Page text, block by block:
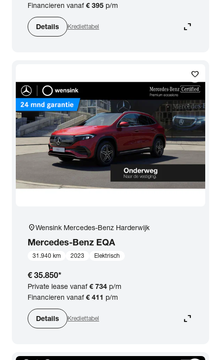
Financieren vanaf€ 395 p/m
Details Krediettabel expand_content
favorite
location_onWensink Mercedes-Benz Harderwijk
Mercedes-Benz EQA
31.940 km 2023 Elektrisch
€ 35.850*
Private lease vanaf€ 734 p/m
Financieren vanaf€ 411 p/m
Details Krediettabel expand_content